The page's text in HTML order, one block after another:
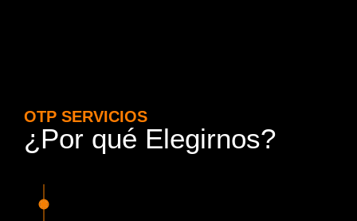
OTP SERVICIOS
¿Por qué Elegirnos?